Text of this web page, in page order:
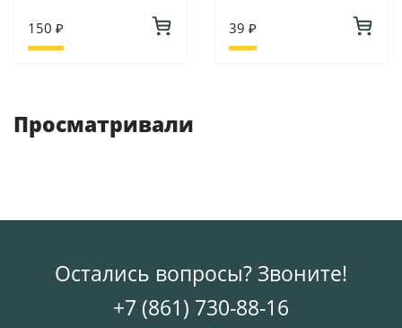
150 ₽ 39 ₽
Просматривали
Остались вопросы? Звоните!
+7 (861) 730-88-16